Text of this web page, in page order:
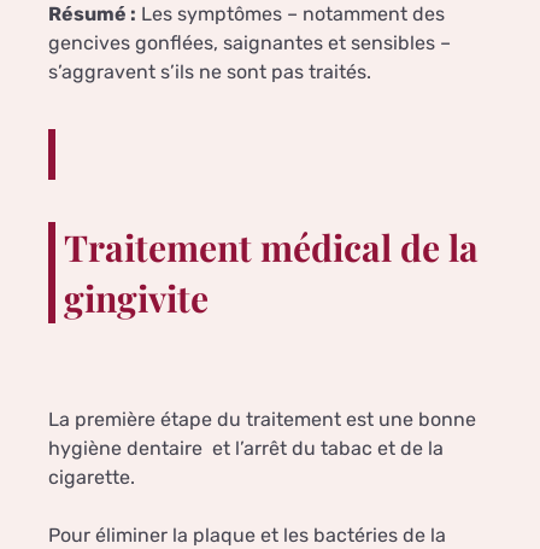
Résumé : Les symptômes – notamment des
gencives gonflées, saignantes et sensibles –
s’aggravent s’ils ne sont pas traités.
Traitement médical de la
gingivite
La première étape du traitement est une bonne
hygiène dentaire et l’arrêt du tabac et de la
cigarette.
Pour éliminer la plaque et les bactéries de la